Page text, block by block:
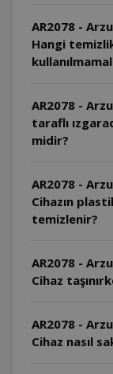
AR2078 -
Hangi
AR2078 -
taraflı
midir?
AR2078 -
Cihazın
temizlenir?
AR2078 -
Cihaz
AR2078 -
Cihaz nasıl